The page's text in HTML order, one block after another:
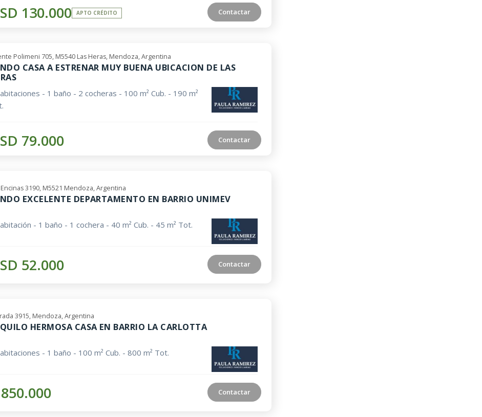
130.000 APTO CRÉDITO Contactar
Polimeni 705, M5540 Las Heras, Mendoza, Argentina
CASA A ESTRENAR MUY BUENA UBICACION DE LAS
- 1 baño - 2 cocheras - 100 m² Cub. - 190 m²
79.000 Contactar
Encinas 3190, M5521 Mendoza, Argentina
EXCELENTE DEPARTAMENTO EN BARRIO UNIMEV
- 1 baño - 1 cochera - 40 m² Cub. - 45 m² Tot.
52.000 Contactar
3915, Mendoza, Argentina
HERMOSA CASA EN BARRIO LA CARLOTTA
- 1 baño - 100 m² Cub. - 800 m² Tot.
Contactar